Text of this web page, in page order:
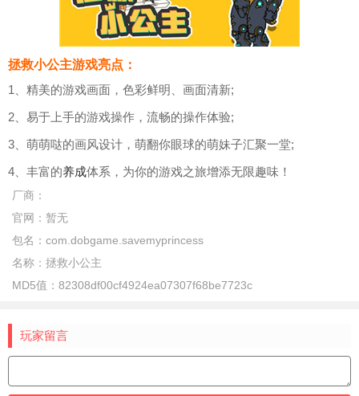
拯救小公主游戏亮点：
1、精美的游戏画面，色彩鲜明、画面清新;
2、易于上手的游戏操作，流畅的操作体验;
3、萌萌哒的画风设计，萌翻你眼球的萌妹子汇聚一堂;
4、丰富的养成体系，为你的游戏之旅增添无限趣味！
厂商：
官网： 暂无
包名： com.dobgame.savemyprincess
名称： 拯救小公主
MD5值： 82308df00cf4924ea07307f68be7723c
玩家留言